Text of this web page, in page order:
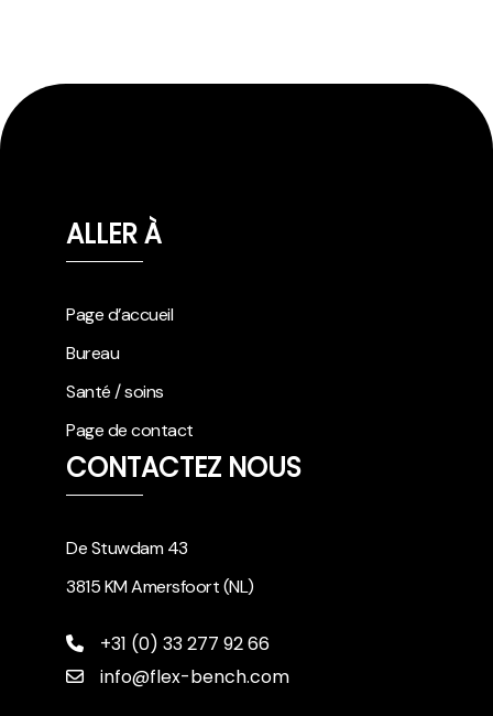
ALLER À
Page d’accueil
Bureau
Santé / soins
Page de contact
CONTACTEZ NOUS
De Stuwdam 43
3815 KM Amersfoort (NL)
+31 (0) 33 277 92 66
info@flex-bench.com